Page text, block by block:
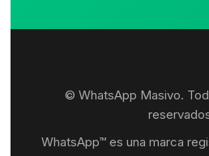
© WhatsApp Masivo.
WhatsApp™ es una marca